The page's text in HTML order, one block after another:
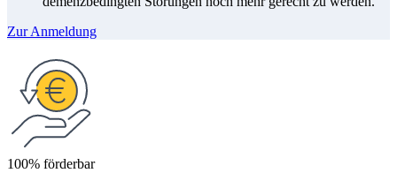
Zur Anmeldung
100% förderbar